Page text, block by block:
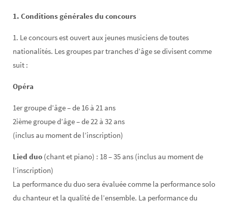
1. Conditions générales du concours
1. Le concours est ouvert aux jeunes musiciens de toutes
nationalités. Les groupes par tranches d’âge se divisent comme
suit :
Opéra
1er groupe d’âge – de 16 à 21 ans
2ième groupe d’âge – de 22 à 32 ans
(inclus au moment de l’inscription)
Lied duo (chant et piano) : 18 – 35 ans (inclus au moment de
l’inscription)
La performance du duo sera évaluée comme la performance solo
du chanteur et la qualité de l’ensemble. La performance du